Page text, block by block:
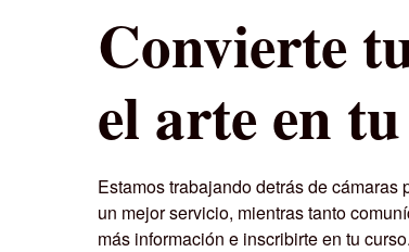
Convierte
el arte en
Estamos trabajando detrás de
un mejor servicio, mientras tanto
más información e inscribirte en tu curso.